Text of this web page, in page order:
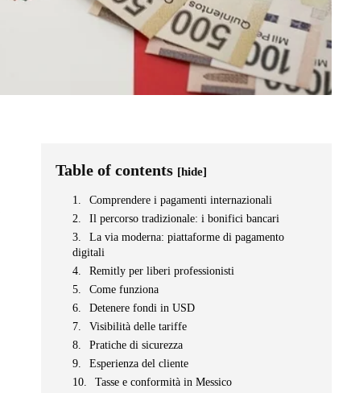
Table of contents [hide]
Comprendere i pagamenti internazionali
Il percorso tradizionale: i bonifici bancari
La via moderna: piattaforme di pagamento
digitali
Remitly per liberi professionisti
Come funziona
Detenere fondi in USD
Visibilità delle tariffe
Pratiche di sicurezza
Esperienza del cliente
Tasse e conformità in Messico